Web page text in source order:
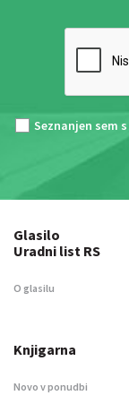
Seznanjen sem s
Glasilo
Uradni list RS
O glasilu
Knjigarna
Novo v ponudbi